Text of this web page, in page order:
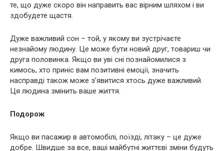
те, що дуже скоро він направить вас вірним шляхом і ви
здобудете щастя.
Дуже важливий сон – той, у якому ви зустрічаєте
незнайому людину. Це може бути новий друг, товариш чи
друга половинка. Якщо ви уві сні познайомилися з
кимось, хто приніс вам позитивні емоції, значить
насправді також може з’явитися хтось дуже важливий.
Ця людина змінить ваше життя.
Подорож
Якщо ви пасажир в автомобілі, поїзді, літаку – це дуже
добре. Швидше за все, ваші майбутні життєві зміни будуть